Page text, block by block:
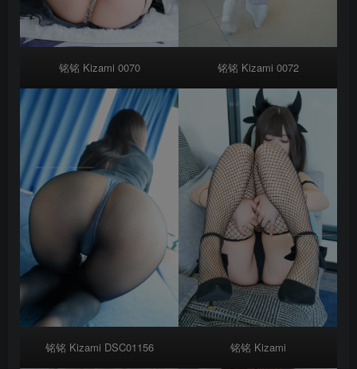
铭铭 Kizami 0070 铭铭 Kizami 0072
铭铭 Kizami DSC01156 铭铭 Kizami